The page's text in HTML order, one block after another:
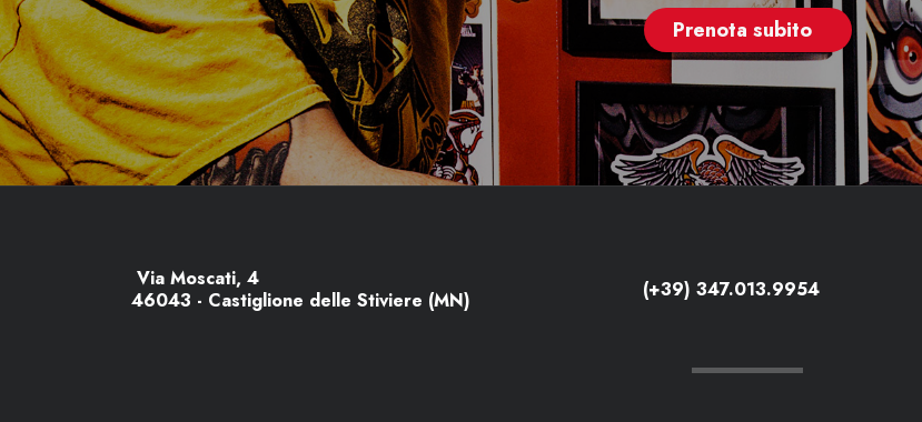
Prenota subito
Via Moscati, 4
46043 - Castiglione delle Stiviere (MN)
(+39) 347.013.9954